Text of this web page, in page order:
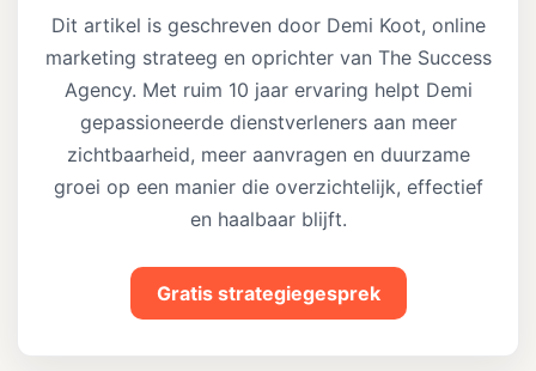
Dit artikel is geschreven door Demi Koot, online
marketing strateeg en oprichter van The Success
Agency. Met ruim 10 jaar ervaring helpt Demi
gepassioneerde dienstverleners aan meer
zichtbaarheid, meer aanvragen en duurzame
groei op een manier die overzichtelijk, effectief
en haalbaar blijft.
Gratis strategiegesprek